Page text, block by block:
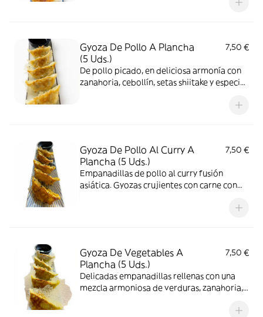
Gyoza De Pollo A Plancha
(5 Uds.)
7,50 €
De pollo picado, en deliciosa armonía con
zanahoria, cebollín, setas shiitake y especias
Gyoza De Pollo Al Curry A
Plancha (5 Uds.)
7,50 €
Empanadillas de pollo al curry fusión
asiática. Gyozas crujientes con carne con
Gyoza De Vegetables A
Plancha (5 Uds.)
7,50 €
Delicadas empanadillas rellenas con una
mezcla armoniosa de verduras, zanahoria,